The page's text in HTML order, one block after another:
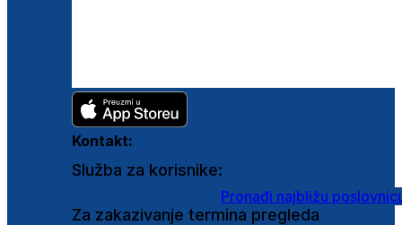
Kontakt:
Služba za korisnike:
Pronađi najbližu
Za zakazivanje termina pregleda